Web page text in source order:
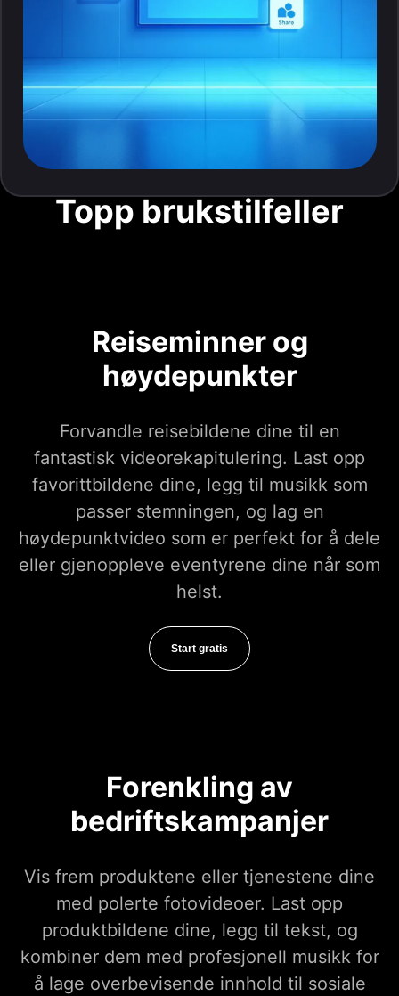
Topp brukstilfeller
Reiseminner og
høydepunkter
Forvandle reisebildene dine til en
fantastisk videorekapitulering. Last opp
favorittbildene dine, legg til musikk som
passer stemningen, og lag en
høydepunktvideo som er perfekt for å dele
eller gjenoppleve eventyrene dine når som
helst.
Start gratis
Forenkling av
bedriftskampanjer
Vis frem produktene eller tjenestene dine
med polerte fotovideoer. Last opp
produktbildene dine, legg til tekst, og
kombiner dem med profesjonell musikk for
å lage overbevisende innhold til sosiale